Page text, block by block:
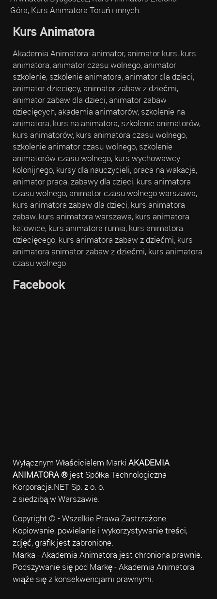
Góra, Kurs Animatora Toruń i innych.
Kurs Animatora
Akademia Animatora: animator, animator kurs, kurs
animatora, animator czasu wolnego, animator
szkolenie, szkolenie animatora, animator dla dzieci,
animator dziecięcy, animator zabaw z dziećmi,
animator zabaw dla dzieci, animator zabaw
dziecięcych, akademia animatorów, szkolenie na
animatora, kurs na animatora, szkolenie animatorów,
kurs animatorów, kurs animatora czasu wolnego,
szkolenie animator czasu wolnego, szkolenie
animatorów czasu wolnego, kurs wychowawcy
kolonijnego, kursy dla nauczycieli, praca na wakacje,
animator praca, zabawy dla dzieci, kurs animatora
czasu wolnego, animator czasu wolnego warszawa,
kurs animatora zabaw dla dzieci, kurs animatora
zabaw, kurs animatora warszawa, kurs animatora
katowice, kurs animatora rumia, kurs animatora
dziecięcego, kurs animatora zabaw z dziećmi, kurs
animatora animator zabaw z dziećmi, kurs animatora
czasu wolnego
Facebook
Wyłącznym Właścicielem Marki AKADEMIA
ANIMATORA ®jest Spółka Technologiczna
Korporacja.NET Sp. z o. o.
z siedzibą w Warszawie.
Copyright © - Wszelkie Prawa Zastrzeżone.
Kopiowanie, powielanie i wykorzystywanie treści,
zdjęć, grafik jest zabronione.
Marka - Akademia Animatora jest chroniona prawnie.
Podszywanie się pod Markę - Akademia Animatora
wiąże się z konsekwencjami prawnymi.